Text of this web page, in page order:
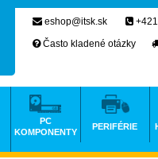
eshop@itsk.sk
Často kladené otázky
PC
KOMPONENTY
PERIFÉRIE